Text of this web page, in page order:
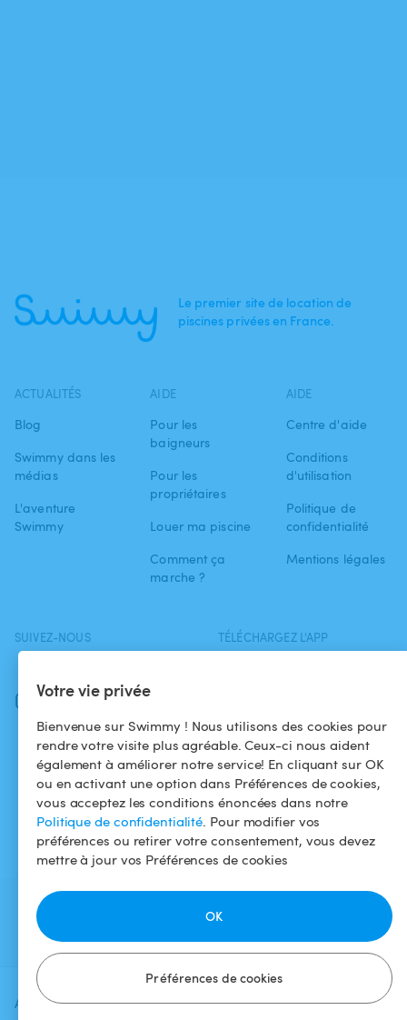
Votre vie privée
Bienvenue sur Swimmy ! Nous utilisons des cookies pour
rendre votre visite plus agréable. Ceux-ci nous aident
également à améliorer notre service! En cliquant sur OK
ou en activant une option dans Préférences de cookies,
vous acceptez les conditions énoncées dans notre
Politique de confidentialité. Pour modifier vos
préférences ou retirer votre consentement, vous devez
mettre à jour vos Préférences de cookies
Préférences de cookies
OK
Ajoutez une date et un créneau pour
Vérifier la
Le premier site de location de
piscines privées en France.
ACTUALITÉS
Blog
Swimmy dans les
médias
L'aventure
Swimmy
AIDE
Pour les
baigneurs
Pour les
propriétaires
Louer ma piscine
Comment ça
marche ?
AIDE
Centre d'aide
Conditions
d'utilisation
Politique de
confidentialité
Mentions légales
SUIVEZ-NOUS
Instagram
TÉLÉCHARGEZ L'APP